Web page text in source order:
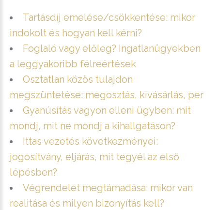
Tartásdíj emelése/csökkentése: mikor
indokolt és hogyan kell kérni?
Foglaló vagy előleg? Ingatlanügyekben
a leggyakoribb félreértések
Osztatlan közös tulajdon
megszüntetése: megosztás, kivásárlás, per
Gyanúsítás vagyon elleni ügyben: mit
mondj, mit ne mondj a kihallgatáson?
Ittas vezetés következményei:
jogosítvány, eljárás, mit tegyél az első
lépésben?
Végrendelet megtámadása: mikor van
realitása és milyen bizonyítás kell?